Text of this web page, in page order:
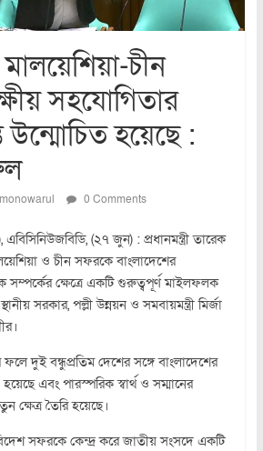
মালয়েশিয়া-চীন
সহযোগিতার
হয়েছে :
monowarul 0 Comments
এবিসিনিউজবিডি, (২৭ জুন) : প্রধানমন্ত্রী তারেক
ও চীন সফরকে বাংলাদেশের
সম্পর্কের ক্ষেত্রে একটি গুরুত্বপূর্ণ মাইলফলক
সরকার, পল্লী উন্নয়ন ও সমবায়মন্ত্রী মির্জা
দুই বন্ধুপ্রতিম দেশের সঙ্গে বাংলাদেশের
এবং পারস্পরিক স্বার্থ ও সম্মানের
ক্ষেত্র তৈরি হয়েছে।
বিদেশ সফরকে কেন্দ্র করে জাতীয় সংসদে একটি